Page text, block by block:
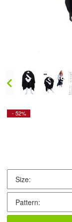
- 52%